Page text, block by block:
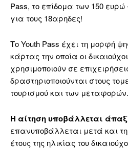
Pass, το επίδομα των 150
για τους 18αρηδες!
Το Youth Pass έχει τη μορφή
κάρτας την οποία οι
χρησιμοποιούν σε
δραστηριοποιούνται στους
τουρισμού και των μεταφορών.
Η αίτηση υποβάλλεται άπαξ
επανυποβάλλεται μετά και
έτους της ηλικίας του